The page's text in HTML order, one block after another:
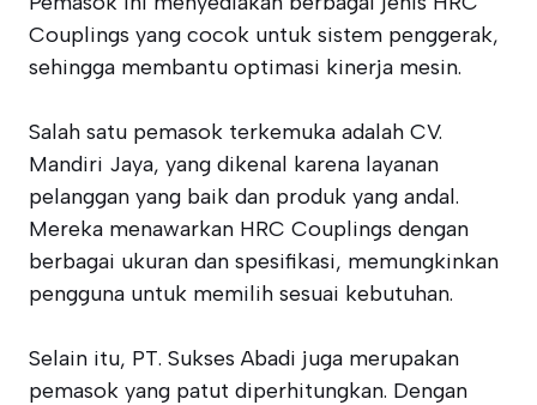
Couplings yang cocok untuk sistem penggerak,
sehingga membantu optimasi kinerja mesin.
Salah satu pemasok terkemuka adalah CV.
Mandiri Jaya, yang dikenal karena layanan
pelanggan yang baik dan produk yang andal.
Mereka menawarkan HRC Couplings dengan
berbagai ukuran dan spesifikasi, memungkinkan
pengguna untuk memilih sesuai kebutuhan.
Selain itu, PT. Sukses Abadi juga merupakan
pemasok yang patut diperhitungkan. Dengan